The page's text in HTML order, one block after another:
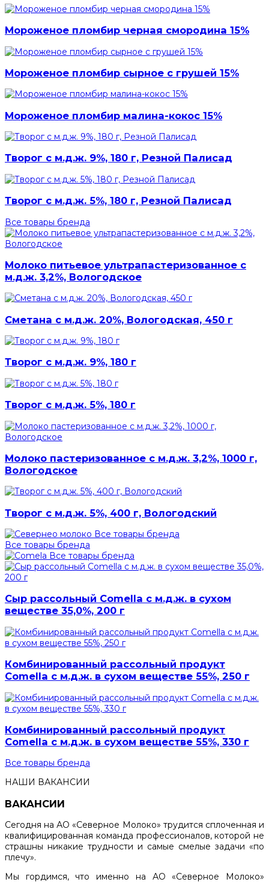
Мороженое пломбир черная смородина 15%
Мороженое пломбир сырное с грушей 15%
Мороженое пломбир малина-кокос 15%
Творог с м.д.ж. 9%, 180 г, Резной Палисад
Творог с м.д.ж. 5%, 180 г, Резной Палисад
Все товары бренда
Молоко питьевое ультрапастеризованное с
м.д.ж. 3,2%, Вологодское
Сметана с м.д.ж. 20%, Вологодская, 450 г
Творог с м.д.ж. 9%, 180 г
Творог с м.д.ж. 5%, 180 г
Молоко пастеризованное с м.д.ж. 3,2%, 1000 г,
Вологодское
Творог с м.д.ж. 5%, 400 г, Вологодский
Все товары бренда
Все товары бренда
Все товары бренда
Сыр рассольный Comella с м.д.ж. в сухом
веществе 35,0%, 200 г
Комбинированный рассольный продукт
Comella с м.д.ж. в сухом веществе 55%, 250 г
Комбинированный рассольный продукт
Comella с м.д.ж. в сухом веществе 55%, 330 г
Все товары бренда
НАШИ ВАКАНСИИ
ВАКАНСИИ
Сегодня на АО «Северное Молоко» трудится сплоченная и
квалифицированная команда профессионалов, которой не
страшны никакие трудности и самые смелые задачи «по
плечу».
Мы гордимся, что именно на АО «Северное Молоко»